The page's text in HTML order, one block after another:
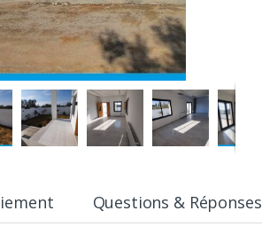
Questions & Réponses